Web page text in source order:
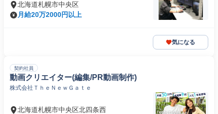
北海道札幌市中央区
月給20万2000円以上
気になる
契約社員
動画クリエイター(編集/PR動画制作)
株式会社ＴｈｅＮｅｗＧａｔｅ
北海道札幌市中央区北四条西